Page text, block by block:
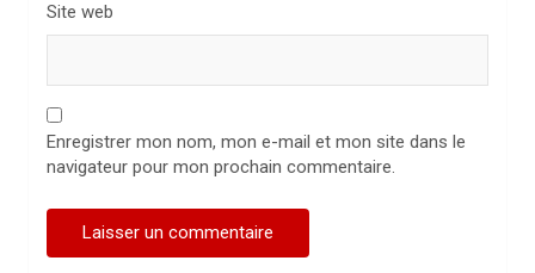
Site web
Enregistrer mon nom, mon e-mail et mon site dans le
navigateur pour mon prochain commentaire.